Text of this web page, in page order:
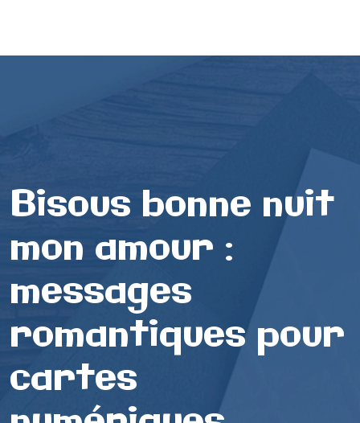
Bisous bonne nuit
mon amour :
messages
romantiques pour
cartes